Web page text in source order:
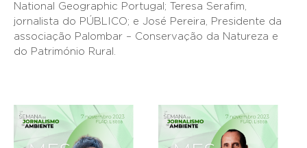
National Geographic Portugal; Teresa Serafim,
jornalista do PÚBLICO; e José Pereira, Presidente da
associação Palombar – Conservação da Natureza e
do Património Rural.